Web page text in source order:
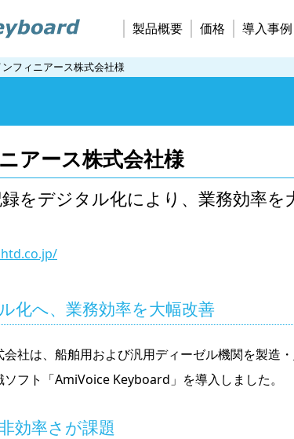
製品概要 価格 導入事例
フィニアース株式会社様
アース株式会社様
をデジタル化により、業務効率を
化へ、業務効率を大幅改善
社は、船舶用および汎用ディーゼル機関を製
フト「AmiVoice Keyboard」を導入しました。
効率さが課題